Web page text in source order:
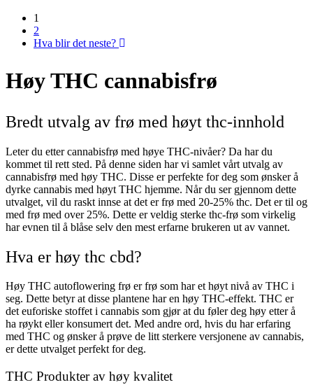
1
2
Hva blir det neste?
Høy THC cannabisfrø
Bredt utvalg av frø med høyt thc-innhold
Leter du etter cannabisfrø med høye THC-nivåer? Da har du
kommet til rett sted. På denne siden har vi samlet vårt utvalg av
cannabisfrø med høy THC. Disse er perfekte for deg som ønsker å
dyrke cannabis med høyt THC hjemme. Når du ser gjennom dette
utvalget, vil du raskt innse at det er frø med 20-25% thc. Det er til og
med frø med over 25%. Dette er veldig sterke thc-frø som virkelig
har evnen til å blåse selv den mest erfarne brukeren ut av vannet.
Hva er høy thc cbd?
Høy THC autoflowering frø er frø som har et høyt nivå av THC i
seg. Dette betyr at disse plantene har en høy THC-effekt. THC er
det euforiske stoffet i cannabis som gjør at du føler deg høy etter å
ha røykt eller konsumert det. Med andre ord, hvis du har erfaring
med THC og ønsker å prøve de litt sterkere versjonene av cannabis,
er dette utvalget perfekt for deg.
THC Produkter av høy kvalitet